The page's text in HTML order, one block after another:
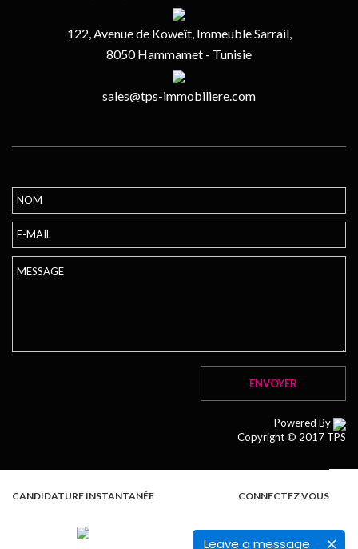
Leave a message
122, Avenue de Koweït, Immeuble Sarrail,
8050 Hammamet - Tunisie
sales@tps-immobiliere.com
Powered By
Copyright © 2017 TPS
CANDIDATURE INSTANTANÉE CONNECTEZ VOUS